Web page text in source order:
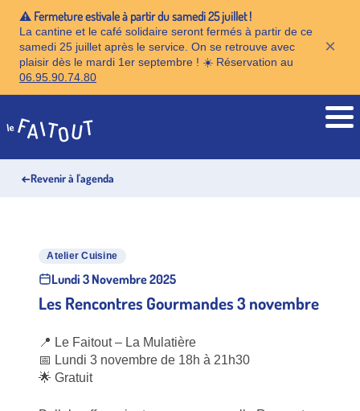
⚠️ Fermeture estivale à partir du samedi 25 juillet !
La cantine et le café solidaire seront fermés à partir de ce
samedi 25 juillet après le service. On se retrouve avec
plaisir dès le mardi 1er septembre ! ☀️ Réservation au
06.95.90.74.80
×
Accueil
←Revenir à l'agenda
Atelier Cuisine
Lundi 3 Novembre 2025
Les Rencontres Gourmandes 3 novembre
📍 Le Faitout – La Mulatière
📅 Lundi 3 novembre de 18h à 21h30
🌟 Gratuit